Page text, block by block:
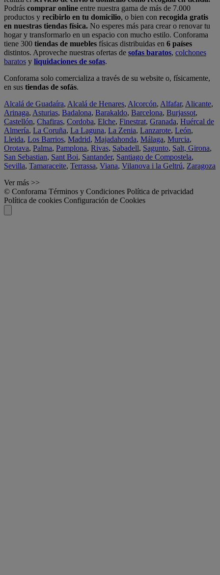
Podrás comprar online entre nuestra gama de más de 7.000
productos y recibirlo en tu domicilio, o bien con recogida gratis
en nuestras tiendas física. No esperes más para crear o renovar tu
hogar y transformarlo en un espacio con mucho estilo. Conforama
tiene 300 tiendas de muebles físicas distribuidas en 6 países
distintos. Aproveche nuestras ofertas de sofas baratos, colchones
baratos y liquidaciones de sofas.
Conforama solo comercializa a través de su website o, físicamente,
en sus tiendas de sofás.
Alcalá de Guadaíra, Alcalá de Henares, Alcorcón, Alfafar, Alicante,
Arinaga, Asturias, Badalona, Barakaldo, Barcelona, Burjassot,
Castellón, Chafiras, Cordoba, Elche, Finestrat, Granada, Huércal de
Almería, La Coruña, La Laguna, La Zenia, Lanzarote, León,
Lleida, Los Barrios, Madrid, Majadahonda, Málaga, Murcia,
Orotava, Palma, Pamplona, Rivas, Sabadell, Sagunto, Salt, Girona,
San Sebastian, Sant Boi, Santander, Santiago de Compostela,
Sevilla, Tamaraceite, Terrassa, Viana, Vilanova i la Geltrú, Zaragoza
Ver más >>
© Conforama Términos y Condiciones Política de privacidad
Política de cookies Configuración de Cookies